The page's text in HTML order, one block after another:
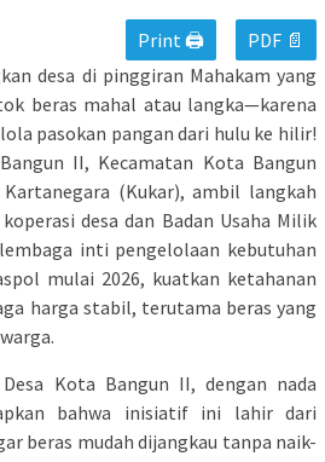
Print 🖨
PDF 📄
desa di pinggiran Mahakam yang
beras mahal atau langka—karena
pasokan pangan dari hulu ke hilir!
II, Kecamatan Kota Bangun
(Kukar), ambil langkah
desa dan Badan Usaha Milik
lembaga inti pengelolaan kebutuhan
mulai 2026, kuatkan ketahanan
harga stabil, terutama beras yang
Kota Bangun II, dengan nada
bahwa inisiatif ini lahir dari
beras mudah dijangkau tanpa naik-